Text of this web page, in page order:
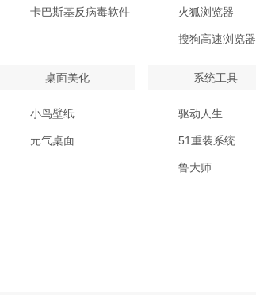
卡巴斯基反病毒软件 火狐浏览器
搜狗高速浏览器
桌面美化
小鸟壁纸
元气桌面
系统工具
驱动人生
51重装系统
鲁大师